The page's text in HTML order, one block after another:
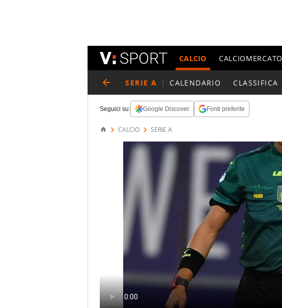
CALCIO CALCIOMERCATO
SERIE A CALENDARIO CLASSIFICA
Seguici su: Google Discover Fonti preferite
CALCIO SERIE A